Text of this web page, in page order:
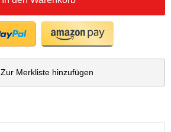
Zur Merkliste hinzufügen